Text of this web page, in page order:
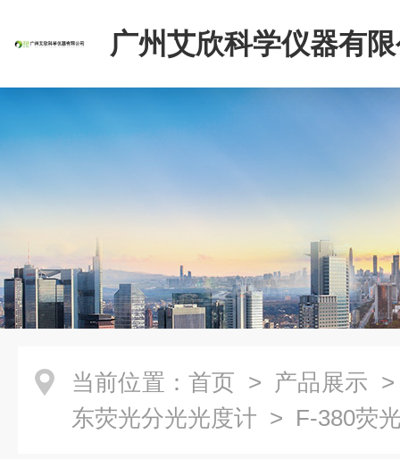
广州艾欣科学仪器有
当前位置： 首页 > 产品展示
东荧光分光光度计 > F-380荧